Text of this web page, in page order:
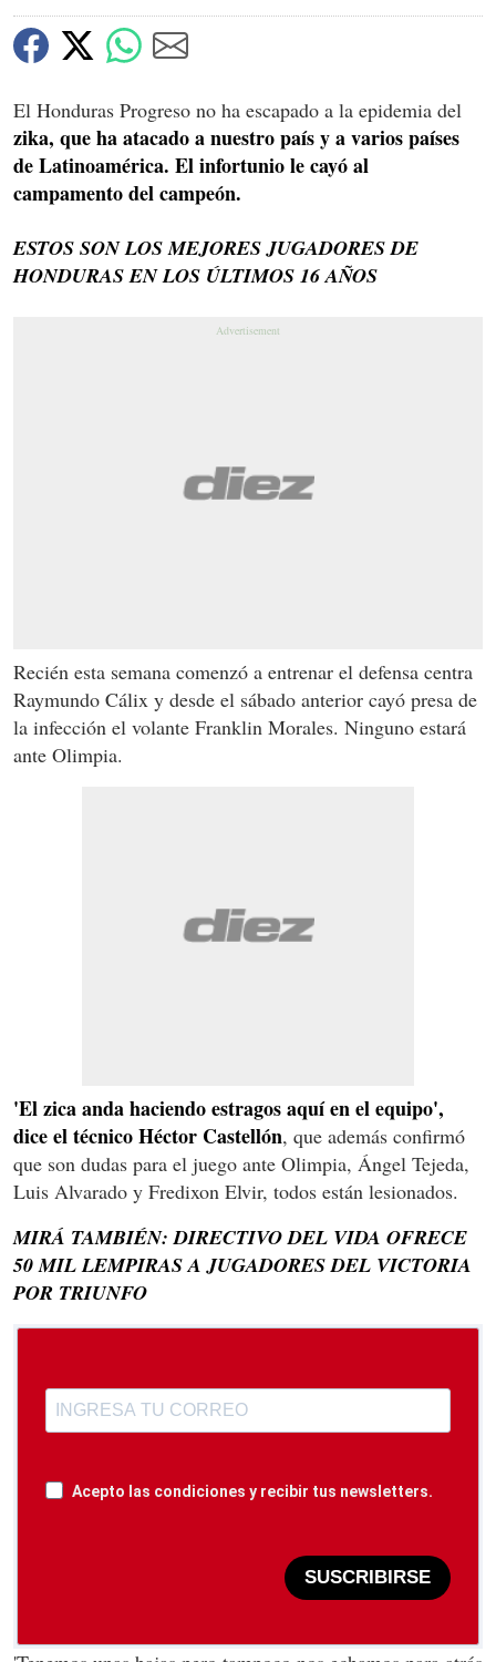
El Honduras Progreso no ha escapado a la epidemia del
zika, que ha atacado a nuestro país y a varios países
de Latinoamérica. El infortunio le cayó al
campamento del campeón.
ESTOS SON LOS MEJORES JUGADORES DE
HONDURAS EN LOS ÚLTIMOS 16 AÑOS
Recién esta semana comenzó a entrenar el defensa centra
Raymundo Cálix y desde el sábado anterior cayó presa de
la infección el volante Franklin Morales. Ninguno estará
ante Olimpia.
'El zica anda haciendo estragos aquí en el equipo',
dice el técnico Héctor Castellón, que además confirmó
que son dudas para el juego ante Olimpia, Ángel Tejeda,
Luis Alvarado y Fredixon Elvir, todos están lesionados.
MIRÁ TAMBIÉN: DIRECTIVO DEL VIDA OFRECE
50 MIL LEMPIRAS A JUGADORES DEL VICTORIA
POR TRIUNFO
Acepto las condiciones y recibir tus newsletters.
SUSCRIBIRSE